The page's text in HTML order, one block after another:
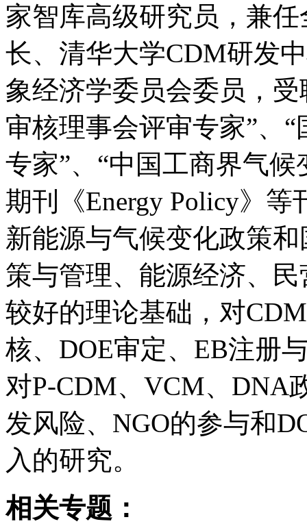
家智库高级研究员，兼
长、清华大学CDM研发
象经济学委员会委员，
审核理事会评审专家”、
专家”、“中国工商界气
期刊《Energy Policy》
新能源与气候变化政策
策与管理、能源经济、
较好的理论基础，对
核、DOE审定、EB注册
对P-CDM、VCM、DNA
发风险、NGO的参与和
入的研究。
相关专题：